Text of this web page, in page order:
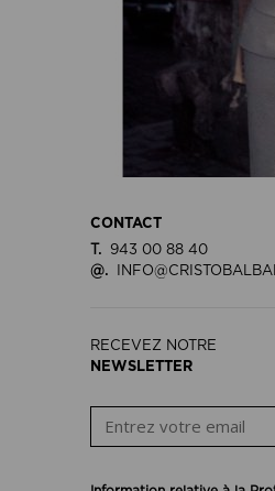
CONTACT
T.
943 00 88 40
@.
RECEVEZ NOTRE
NEWSLETTER